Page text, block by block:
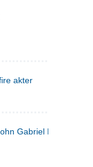
akter
Gabriel Borkman ;